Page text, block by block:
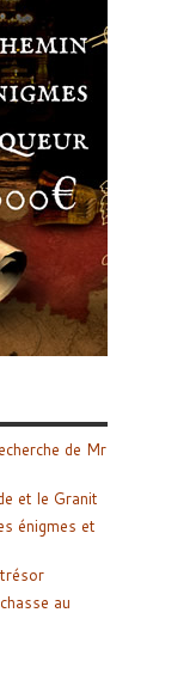
de Mr
et le Granit
énigmes et
au